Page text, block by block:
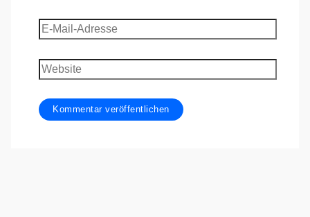
E-
Mail-
Adresse
Website